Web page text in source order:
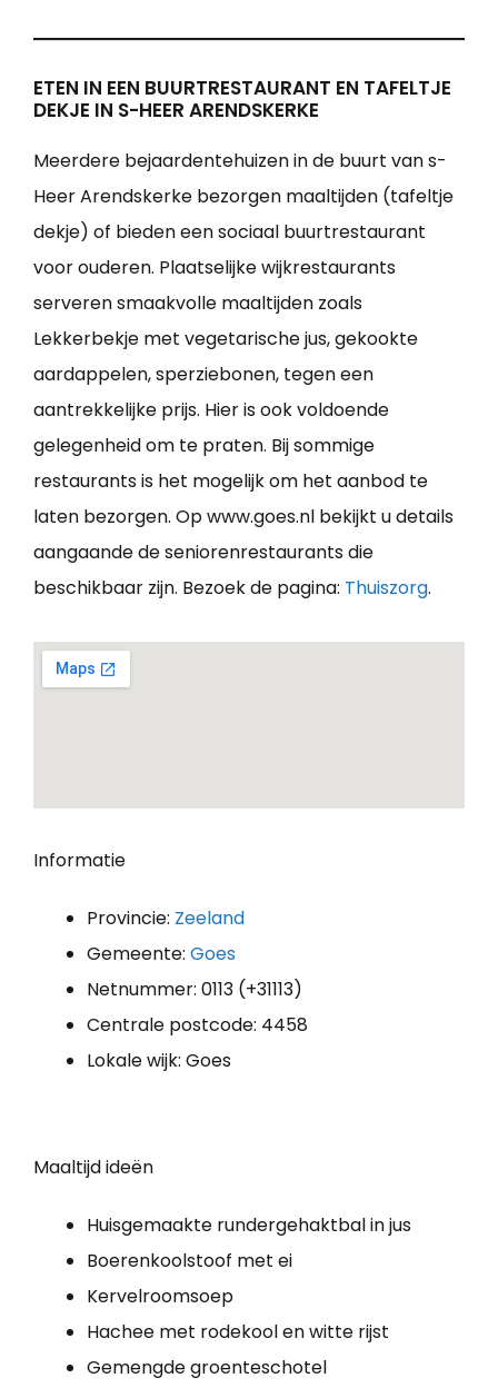
ETEN IN EEN BUURTRESTAURANT EN TAFELTJE
DEKJE IN S-HEER ARENDSKERKE
Meerdere bejaardentehuizen in de buurt van s-
Heer Arendskerke bezorgen maaltijden (tafeltje
dekje) of bieden een sociaal buurtrestaurant
voor ouderen. Plaatselijke wijkrestaurants
serveren smaakvolle maaltijden zoals
Lekkerbekje met vegetarische jus, gekookte
aardappelen, sperziebonen, tegen een
aantrekkelijke prijs. Hier is ook voldoende
gelegenheid om te praten. Bij sommige
restaurants is het mogelijk om het aanbod te
laten bezorgen. Op www.goes.nl bekijkt u details
aangaande de seniorenrestaurants die
beschikbaar zijn. Bezoek de pagina: Thuiszorg.
Informatie
Provincie: Zeeland
Gemeente: Goes
Netnummer: 0113 (+31113)
Centrale postcode: 4458
Lokale wijk: Goes
Maaltijd ideën
Huisgemaakte rundergehaktbal in jus
Boe­ren­kool­stoof met ei
Kervelroomsoep
Hachee met rodekool en witte rijst
Gemengde groenteschotel